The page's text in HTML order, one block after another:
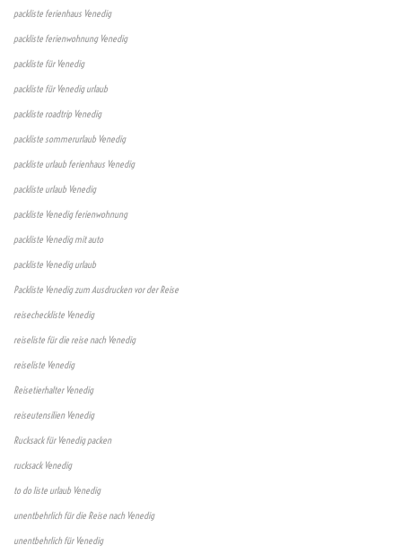
packliste ferienhaus Venedig
packliste ferienwohnung Venedig
packliste für Venedig
packliste für Venedig urlaub
packliste roadtrip Venedig
packliste sommerurlaub Venedig
packliste urlaub ferienhaus Venedig
packliste urlaub Venedig
packliste Venedig ferienwohnung
packliste Venedig mit auto
packliste Venedig urlaub
Packliste Venedig zum Ausdrucken vor der Reise
reisecheckliste Venedig
reiseliste für die reise nach Venedig
reiseliste Venedig
Reisetierhalter Venedig
reiseutensilien Venedig
Rucksack für Venedig packen
rucksack Venedig
to do liste urlaub Venedig
unentbehrlich für die Reise nach Venedig
unentbehrlich für Venedig